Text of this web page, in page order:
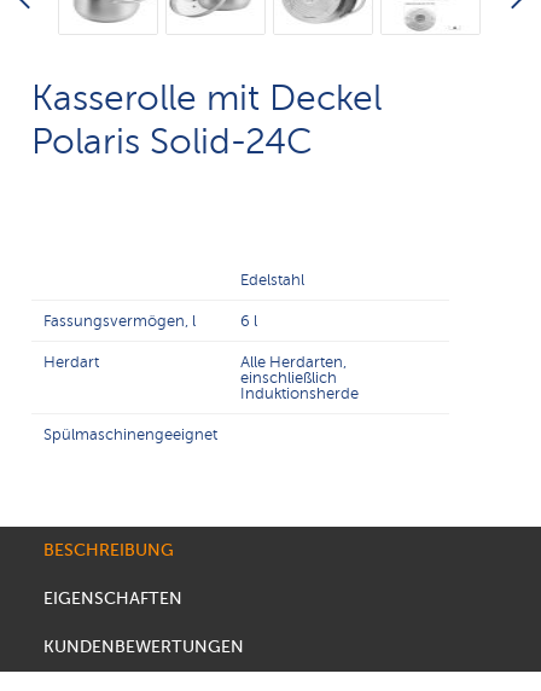
Kasserolle mit Deckel
Polaris Solid-24C
Edelstahl
Fassungsvermögen, l 6 l
Herdart
Alle Herdarten,
einschließlich
Induktionsherde
Spülmaschinengeeignet
BESCHREIBUNG
EIGENSCHAFTEN
KUNDENBEWERTUNGEN